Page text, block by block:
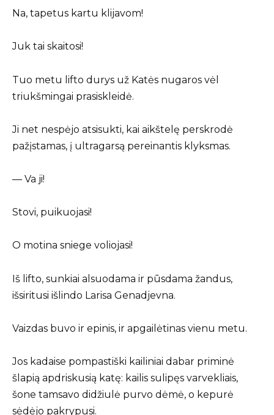
Na, tapetus kartu klijavom!
Juk tai skaitosi!
Tuo metu lifto durys už Katės nugaros vėl
triukšmingai prasiskleidė.
Ji net nespėjo atsisukti, kai aikštelę perskrodė
pažįstamas, į ultragarsą pereinantis klyksmas.
— Va ji!
Stovi, puikuojasi!
O motina sniege voliojasi!
Iš lifto, sunkiai alsuodama ir pūsdama žandus,
išsiritusi išlindo Larisa Genadjevna.
Vaizdas buvo ir epinis, ir apgailėtinas vienu metu.
Jos kadaise pompastiški kailiniai dabar priminė
šlapią apdriskusią katę: kailis sulipęs varvekliais,
šone tamsavo didžiulė purvo dėmė, o kepurė
sėdėjo pakrypusi.